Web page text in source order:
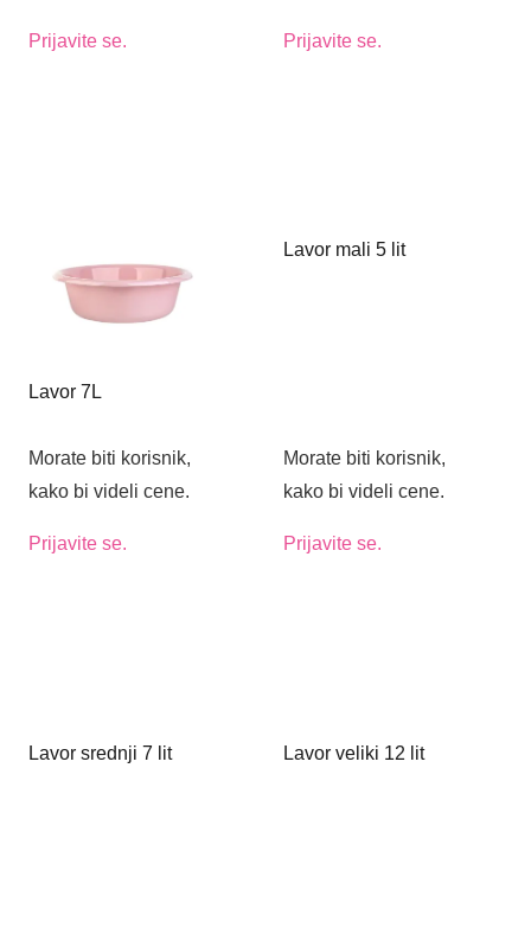
Prijavite se. Prijavite se.
Lavor 7L
Morate biti korisnik,
kako bi videli cene.
Prijavite se.
Lavor mali 5 lit
Morate biti korisnik,
kako bi videli cene.
Prijavite se.
Lavor srednji 7 lit Lavor veliki 12 lit